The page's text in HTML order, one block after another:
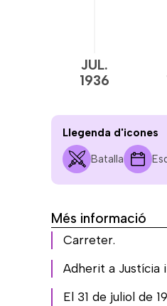
JUL.
1936
Llegenda d'icones
Batalla
Més informació
Carreter.
Adherit a Justícia
El 31 de juliol de